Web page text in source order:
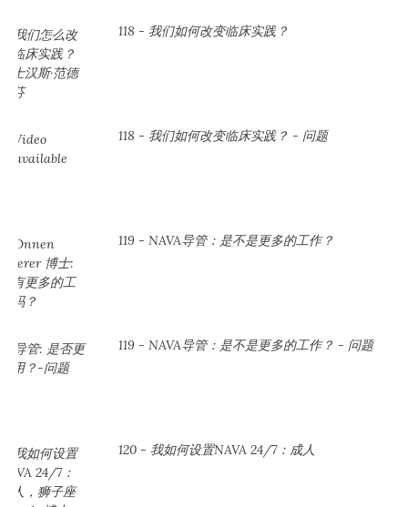
118 - 我们如何改变临床实践？
118 - 我们如何改变临床实践？ - 问题
119 - NAVA导管：是不是更多的工作？
119 - NAVA导管：是不是更多的工作？ - 问题
120 - 我如何设置NAVA 24/7：成人